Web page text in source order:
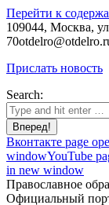
Перейти к
109044, Москва,
70
Прислать новость
Search:
Вконтакте page
windowYouTube
in new window
Православное
Официальный